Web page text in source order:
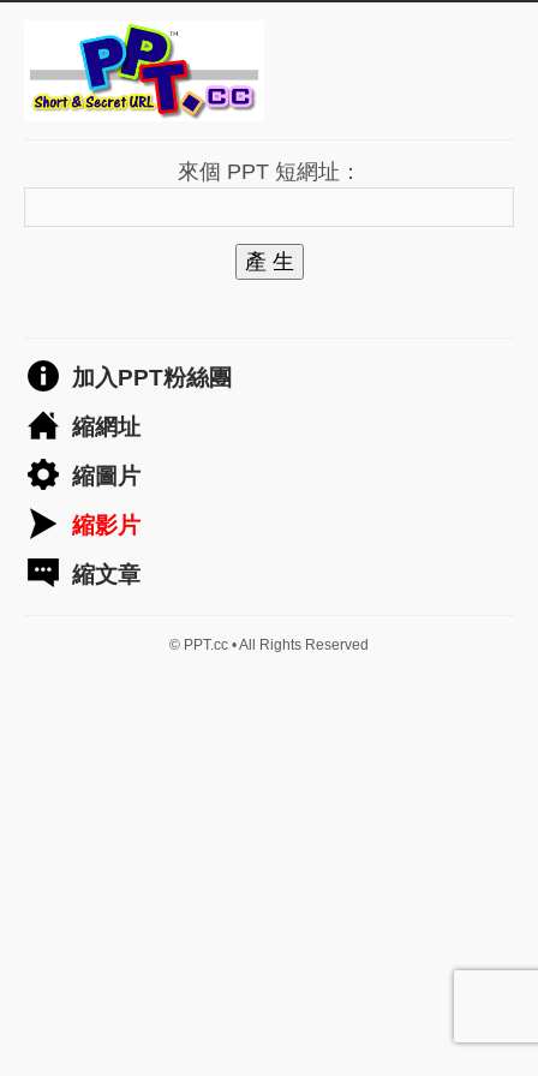
來個 PPT 短網址：
產 生
加入PPT粉絲團
縮網址
縮圖片
縮影片
縮文章
© PPT.cc • All Rights Reserved